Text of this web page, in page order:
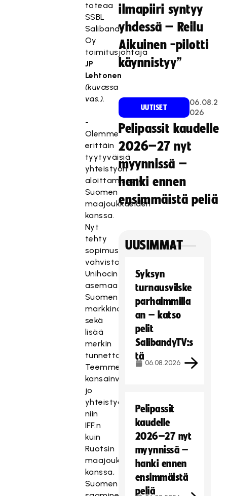
toteaa
SSBL
Salibandy
Oy
toimitusjohtaja
JP
Lehtonen
(kuvassa
vas.).
-
Olemme
erittäin
tyytyväisiä
yhteistyön
aloittamisesta
Suomen
maajoukkueiden
kanssa.
Nyt
tehty
sopimus
vahvistaa
Unihocin
asemaa
Suomen
markkinoilla
sekä
lisää
merkin
tunnettavuutta.
Teemme
kansainvälisesti
jo
yhteistyötä
niin
IFF:n
kuin
Ruotsin
maajoukkueiden
kanssa,
Suomen
ilmapiiri syntyy
yhdessä – Reilu
Aikuinen -pilotti
käynnistyy”
UUTISET
06.08.2
026
Pelipassit kaudelle
2026–27 nyt
myynnissä –
hanki ennen
ensimmäistä peliä
UUSIMMAT
Syksyn
turnausvilske
parhaimmilla
an – katso
pelit
SalibandyTV:s
tä
06.08.2026
Pelipassit
kaudelle
2026–27 nyt
myynnissä –
hanki ennen
ensimmäistä
peliä